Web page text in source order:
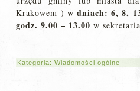
Krakowem ) w dniach: 6, 8,
godz. 9.00 – 13.00 w
Kategoria:Wiadomości ogólne